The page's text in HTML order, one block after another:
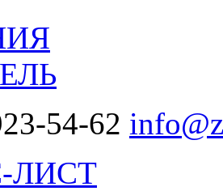
54-62
ЛИСТ